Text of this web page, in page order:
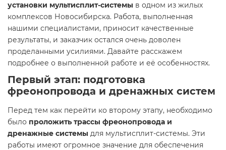
установки мультисплит-системы в одном из жилых
комплексов Новосибирска. Работа, выполненная
нашими специалистами, приносит качественные
результаты, и заказчик остался очень доволен
проделанными усилиями. Давайте расскажем
подробнее о выполненной работе и её особенностях.
Первый этап: подготовка
фреонопровода и дренажных систем
Перед тем как перейти ко второму этапу, необходимо
было проложить трассы фреонопровода и
дренажные системы для мультисплит-системы. Эти
работы имеют огромное значение для обеспечения